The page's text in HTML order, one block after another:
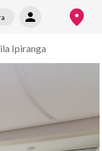
Ipiranga